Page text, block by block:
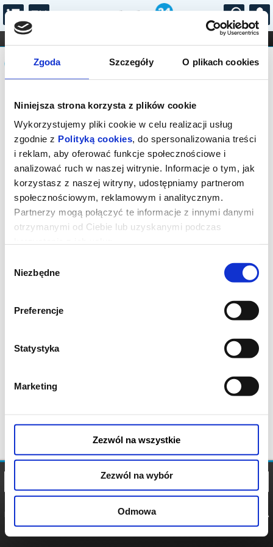
Zgoda Szczegóły O plikach cookies
Niniejsza strona korzysta z plików cookie
Wykorzystujemy pliki cookie w celu realizacji usług
zgodnie z Polityką cookies, do spersonalizowania treści
i reklam, aby oferować funkcje społecznościowe i
analizować ruch w naszej witrynie. Informacje o tym, jak
korzystasz z naszej witryny, udostępniamy partnerom
społecznościowym, reklamowym i analitycznym.
Partnerzy mogą połączyć te informacje z innymi danymi
otrzymanymi od Ciebie lub uzyskanymi podczas
zgody
Niezbędne
Preferencje
Statystyka
Marketing
Zezwól na wszystkie
Zezwól na wybór
Odmowa
...
FILHARMONIA OPERA I BALET
STAND-UP
DLA DZIECI
Komunikat
Sprzedaż on-line została zakończona,
sprawdź dostępność biletów w kasach
instytucji.
POLITYKA
POLITYKA